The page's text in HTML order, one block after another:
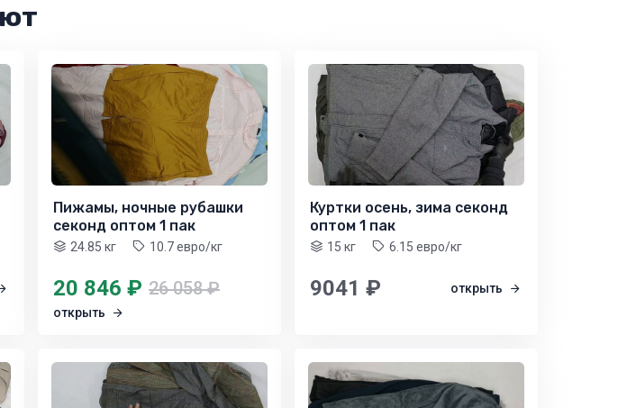
Пижамы, ночные рубашки
секонд оптом 1 пак
24.85 кг 10.7 евро/кг
20 846 ₽ 26 058 ₽
открыть
Куртки осень, зима секонд
оптом 1 пак
15 кг 6.15 евро/кг
9041 ₽ открыть